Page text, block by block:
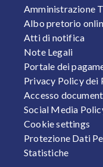
FOOTER 1
Amministrazione
Albo pretorio
Atti di notifica
Note Legali
Portale dei
Privacy Policy dei
Accesso
Social Media
Cookie settings
Protezione Dati
Statistiche